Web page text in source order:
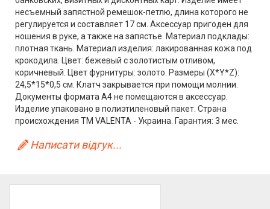
несъемный запястной ремешок-петлю, длина которого не
регулируется и составляет 17 см. Аксессуар пригоден для
ношения в руке, а также на запястье. Материал подклады:
плотная ткань. Материал изделия: лакированная кожа под
крокодила. Цвет: бежевый с золотистым отливом,
коричневый. Цвет фурнитуры: золото. Размеры (X*Y*Z):
24,5*15*0,5 см. Клатч закрывается при помощи молнии.
Документы формата А4 не помещаются в аксессуар.
Изделие упаковано в полиэтиленовый пакет. Страна
происхождения ТМ VALENTA - Украина. Гарантия: 3 мес.
Написати відгук...